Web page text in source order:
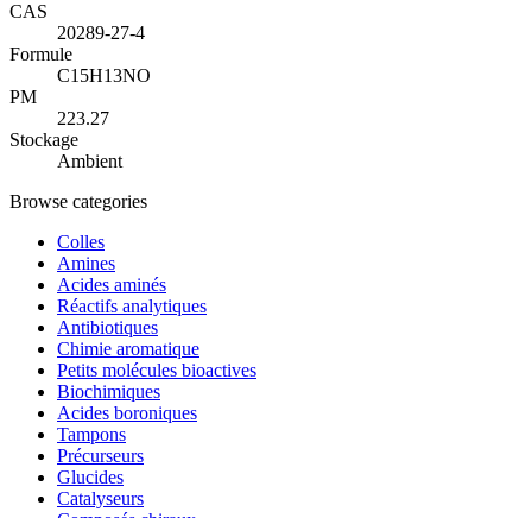
CAS
20289-27-4
Formule
C15H13NO
PM
223.27
Stockage
Ambient
Browse categories
Colles
Amines
Acides aminés
Réactifs analytiques
Antibiotiques
Chimie aromatique
Petits molécules bioactives
Biochimiques
Acides boroniques
Tampons
Précurseurs
Glucides
Catalyseurs